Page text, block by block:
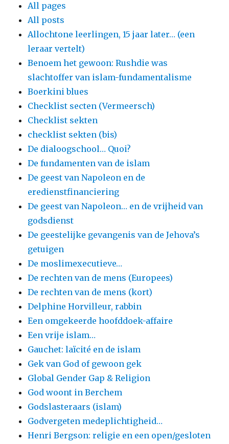
All pages
All posts
Allochtone leerlingen, 15 jaar later… (een
leraar vertelt)
Benoem het gewoon: Rushdie was
slachtoffer van islam-fundamentalisme
Boerkini blues
Checklist secten (Vermeersch)
Checklist sekten
checklist sekten (bis)
De dialoogschool… Quoi?
De fundamenten van de islam
De geest van Napoleon en de
eredienstfinanciering
De geest van Napoleon… en de vrijheid van
godsdienst
De geestelijke gevangenis van de Jehova’s
getuigen
De moslimexecutieve…
De rechten van de mens (Europees)
De rechten van de mens (kort)
Delphine Horvilleur, rabbin
Een omgekeerde hoofddoek-affaire
Een vrije islam…
Gauchet: laïcité en de islam
Gek van God of gewoon gek
Global Gender Gap & Religion
God woont in Berchem
Godslasteraars (islam)
Godvergeten medeplichtigheid…
Henri Bergson: religie en een open/gesloten